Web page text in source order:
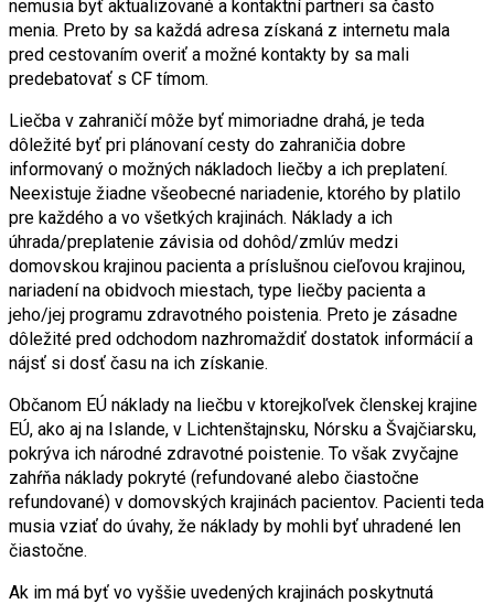
nemusia byť aktualizované a kontaktní partneri sa často
menia. Preto by sa každá adresa získaná z internetu mala
pred cestovaním overiť a možné kontakty by sa mali
predebatovať s CF tímom.
Liečba v zahraničí môže byť mimoriadne drahá, je teda
dôležité byť pri plánovaní cesty do zahraničia dobre
informovaný o možných nákladoch liečby a ich preplatení.
Neexistuje žiadne všeobecné nariadenie, ktorého by platilo
pre každého a vo všetkých krajinách. Náklady a ich
úhrada/preplatenie závisia od dohôd/zmlúv medzi
domovskou krajinou pacienta a príslušnou cieľovou krajinou,
nariadení na obidvoch miestach, type liečby pacienta a
jeho/jej programu zdravotného poistenia. Preto je zásadne
dôležité pred odchodom nazhromaždiť dostatok informácií a
nájsť si dosť času na ich získanie.
Občanom EÚ náklady na liečbu v ktorejkoľvek členskej krajine
EÚ, ako aj na Islande, v Lichtenštajnsku, Nórsku a Švajčiarsku,
pokrýva ich národné zdravotné poistenie. To však zvyčajne
zahŕňa náklady pokryté (refundované alebo čiastočne
refundované) v domovských krajinách pacientov. Pacienti teda
musia vziať do úvahy, že náklady by mohli byť uhradené len
čiastočne.
Ak im má byť vo vyššie uvedených krajinách poskytnutá